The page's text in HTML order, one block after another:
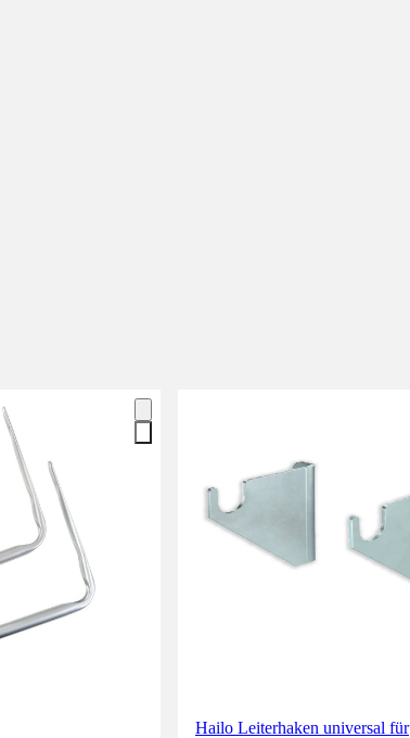
Hailo Leiterhaken universal für